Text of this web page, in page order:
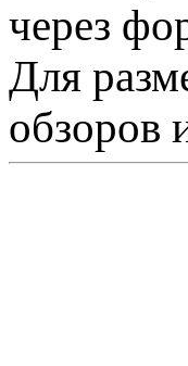
через
Для
обзоров